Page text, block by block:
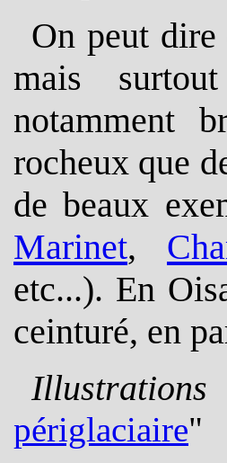
On peut
mais
notamment
rocheux que
de beaux
Marinet,
etc...). En
ceinturé, en
Illustrations
périglaciaire"